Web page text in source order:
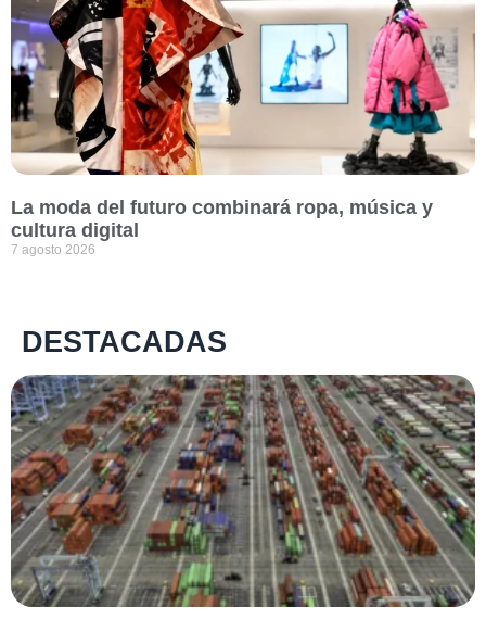
La moda del futuro combinará ropa, música y
cultura digital
7 agosto 2026
DESTACADAS